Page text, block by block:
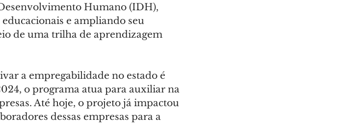
Humano (IDH),
e ampliando seu
de uma trilha de aprendizagem
a empregabilidade no estado é
o programa atua para auxiliar na
Até hoje, o projeto já impactou
dessas empresas para a